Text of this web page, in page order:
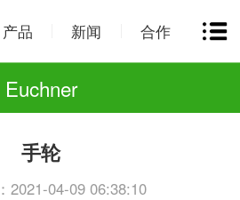
产品 新闻 合作
Euchner
手轮
2021-04-09 06:38:10